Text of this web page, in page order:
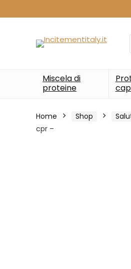
Miscela di
proteine
Home Shop
cpr –